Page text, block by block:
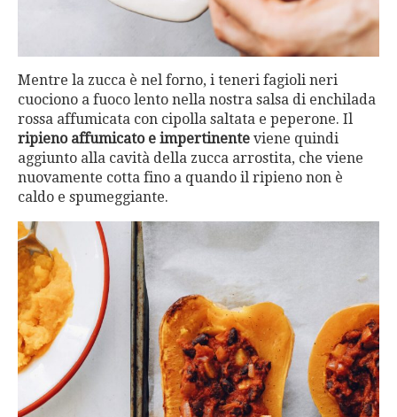
Mentre la zucca è nel forno, i teneri fagioli neri
cuociono a fuoco lento nella nostra salsa di enchilada
rossa affumicata con cipolla saltata e peperone. Il
ripieno affumicato e impertinente viene quindi
aggiunto alla cavità della zucca arrostita, che viene
nuovamente cotta fino a quando il ripieno non è
caldo e spumeggiante.